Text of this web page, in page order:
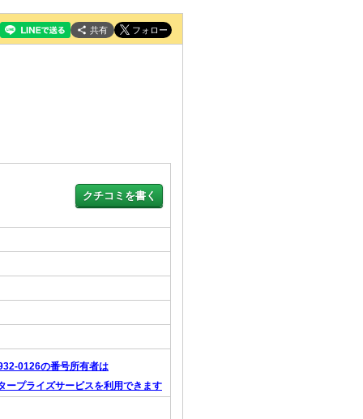
共有
0126の番号所有者は
ープライズサービスを利用できます